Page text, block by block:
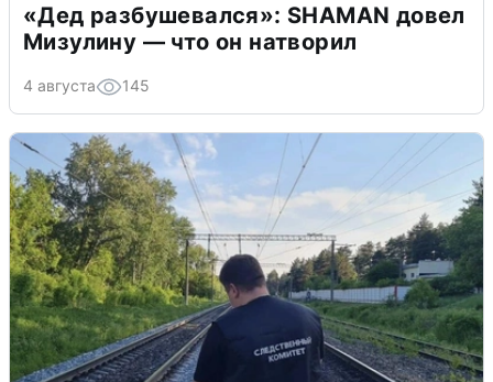
«Дед разбушевался»: SHAMAN довел
Мизулину — что он натворил
4 августа 145